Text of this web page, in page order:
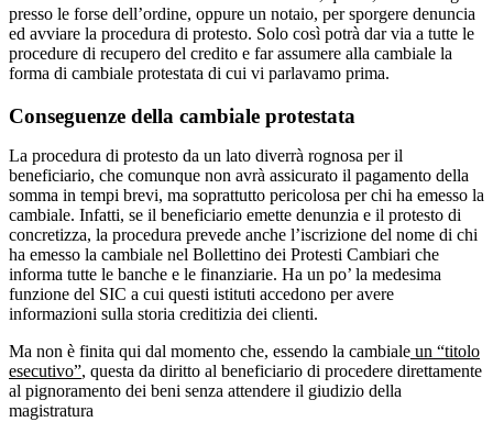
presso le forse dell’ordine, oppure un notaio, per sporgere denuncia
ed avviare la procedura di protesto. Solo così potrà dar via a tutte le
procedure di recupero del credito e far assumere alla cambiale la
forma di cambiale protestata di cui vi parlavamo prima.
Conseguenze della cambiale protestata
La procedura di protesto da un lato diverrà rognosa per il
beneficiario, che comunque non avrà assicurato il pagamento della
somma in tempi brevi, ma soprattutto pericolosa per chi ha emesso la
cambiale. Infatti, se il beneficiario emette denunzia e il protesto di
concretizza, la procedura prevede anche l’iscrizione del nome di chi
ha emesso la cambiale nel Bollettino dei Protesti Cambiari che
informa tutte le banche e le finanziarie. Ha un po’ la medesima
funzione del SIC a cui questi istituti accedono per avere
informazioni sulla storia creditizia dei clienti.
Ma non è finita qui dal momento che, essendo la cambiale un “titolo
esecutivo”, questa da diritto al beneficiario di procedere direttamente
al pignoramento dei beni senza attendere il giudizio della
magistratura